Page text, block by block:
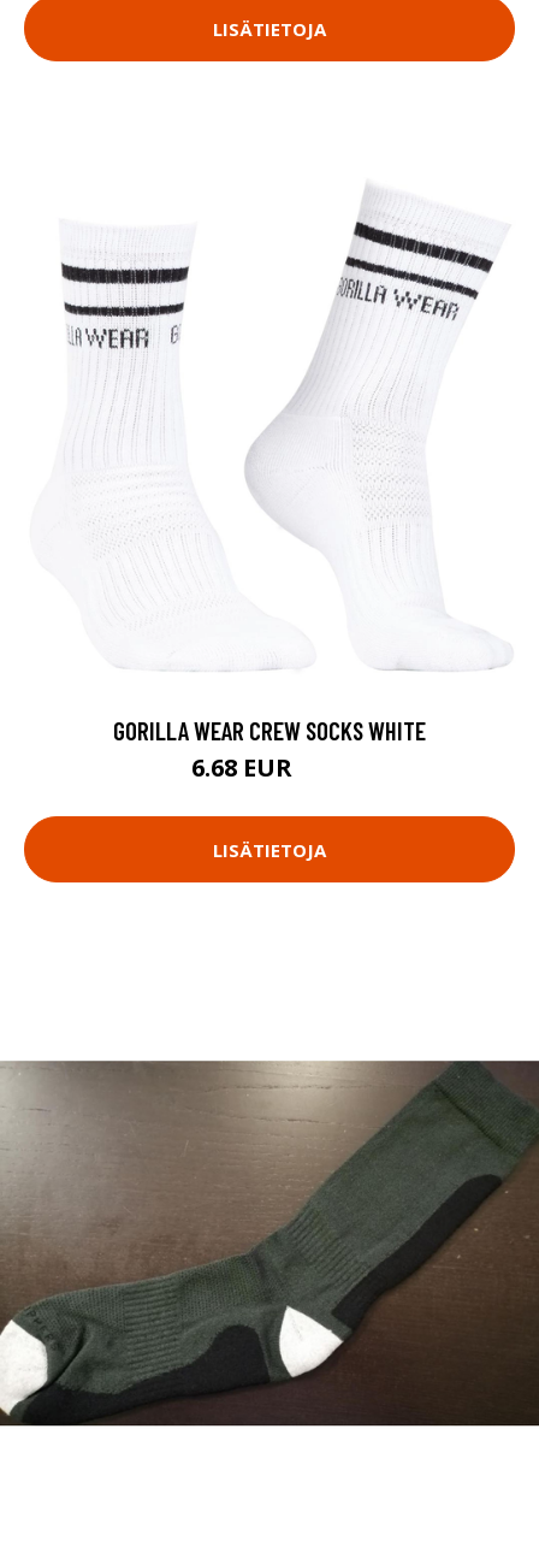
LISÄTIETOJA
GORILLA WEAR CREW SOCKS WHITE
6.68 EUR
LISÄTIETOJA